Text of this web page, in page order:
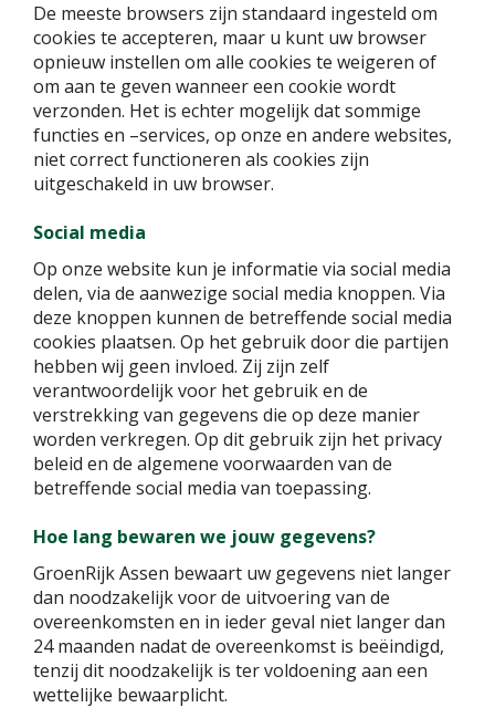
De meeste browsers zijn standaard ingesteld om
cookies te accepteren, maar u kunt uw browser
opnieuw instellen om alle cookies te weigeren of
om aan te geven wanneer een cookie wordt
verzonden. Het is echter mogelijk dat sommige
functies en –services, op onze en andere websites,
niet correct functioneren als cookies zijn
uitgeschakeld in uw browser.
Social media
Op onze website kun je informatie via social media
delen, via de aanwezige social media knoppen. Via
deze knoppen kunnen de betreffende social media
cookies plaatsen. Op het gebruik door die partijen
hebben wij geen invloed. Zij zijn zelf
verantwoordelijk voor het gebruik en de
verstrekking van gegevens die op deze manier
worden verkregen. Op dit gebruik zijn het privacy
beleid en de algemene voorwaarden van de
betreffende social media van toepassing.
Hoe lang bewaren we jouw gegevens?
GroenRijk Assen bewaart uw gegevens niet langer
dan noodzakelijk voor de uitvoering van de
overeenkomsten en in ieder geval niet langer dan
24 maanden nadat de overeenkomst is beëindigd,
tenzij dit noodzakelijk is ter voldoening aan een
wettelijke bewaarplicht.